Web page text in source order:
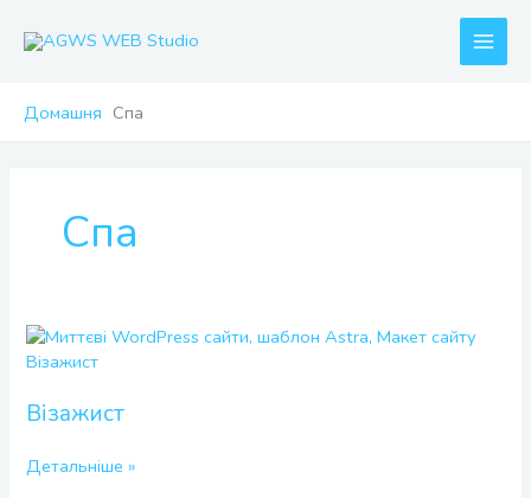
Домашня Спа
Спа
Візажист
Візажист
Детальніше »